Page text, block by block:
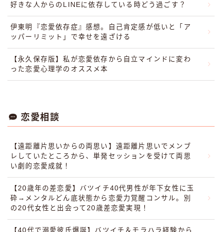
好きな人からのLINEに依存している時どう過ごす？
伊東明『恋愛依存症』感想。自己肯定感が低いと「ア
ッパーリミット」で幸せを遠ざける
【永久保存版】私が恋愛依存から自立マインドに変わ
った恋愛心理学のオススメ本
恋愛相談
【遠距離片思いからの両思い】遠距離片思いでメンブ
レしていたところから、単発セッションを受けて両思
い劇的恋愛成就！
【20歳年の差恋愛】バツイチ40代男性が年下女性に玉
砕→メンタルどん底状態から恋愛力覚醒コンサル。別
の20代女性と出会って20歳差恋愛実現！
【40代で溺愛彼氏爆誕】バツイチ＆モラハラ経験から